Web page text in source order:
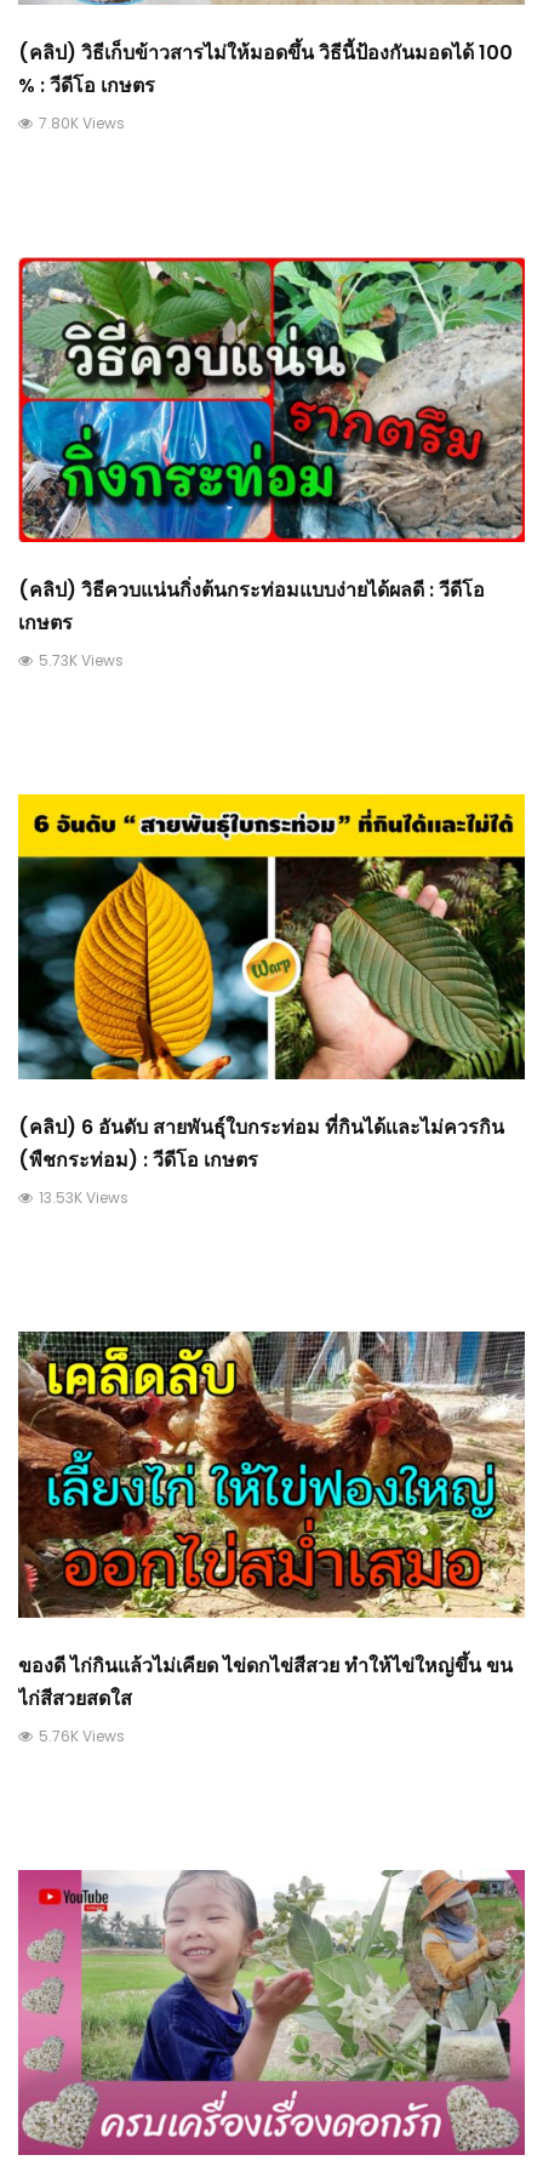
(คลิป) วิธีเก็บข้าวสารไม่ให้มอดขึ้น วิธีนี้ป้องกันมอดได้ 100
% : วีดีโอ เกษตร
7.80K Views
(คลิป) วิธีควบแน่นกิ่งต้นกระท่อมแบบง่ายได้ผลดี : วีดีโอ
เกษตร
5.73K Views
(คลิป) 6 อันดับ สายพันธุ์ใบกระท่อม ที่กินได้เเละไม่ควรกิน
(พืชกระท่อม) : วีดีโอ เกษตร
13.53K Views
ของดี ไก่กินแล้วไม่เคียด ไข่ดกไข่สีสวย ทำให้ไข่ใหญ่ขึ้น ขน
ไก่สีสวยสดใส
5.76K Views